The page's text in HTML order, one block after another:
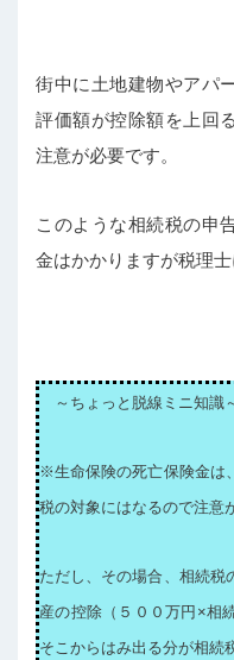
街中に土地建物やアパ
評価額が控除額を上回
注意が必要です。
このような相続税の申
金はかかりますが税理
～ちょっと脱線ミニ知識
※生命保険の死亡保険金は
税の対象にはなるので注意
ただし、その場合、相続税
産の控除（５００万円×相
そこからはみ出る分が相続